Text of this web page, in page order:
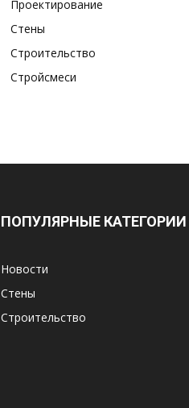
Проектирование
Стены
Строительство
Стройсмеси
ПОПУЛЯРНЫЕ КАТЕГОРИИ
Новости
Стены
Строительство